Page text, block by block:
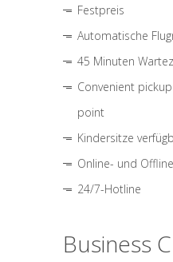
Festpreis
Automatische
45 Minuten
Convenient
point
Kindersitze
Online- und
24/7-Hotline
Business